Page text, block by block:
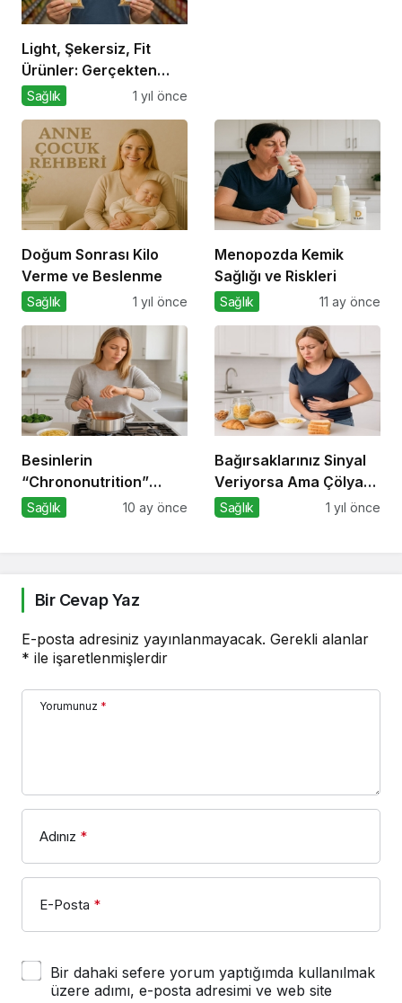
Light, Şekersiz, Fit
Ürünler: Gerçekten
Daha Sağlıklı mı?
Sağlık 1 yıl önce
Doğum Sonrası Kilo
Verme ve Beslenme
Sağlık 1 yıl önce
Menopozda Kemik
Sağlığı ve Riskleri
Sağlık 11 ay önce
Besinlerin
“Chrononutrition”
Etkisi: Günün Saatine
Sağlık 10 ay önce
Bağırsaklarınız Sinyal
Veriyorsa Ama Çölyak
Değilseniz
Sağlık 1 yıl önce
Bir Cevap Yaz
E-posta adresiniz yayınlanmayacak. Gerekli alanlar
* ile işaretlenmişlerdir
Yorumunuz *
Adınız *
E-Posta *
Bir dahaki sefere yorum yaptığımda kullanılmak
üzere adımı, e-posta adresimi ve web site